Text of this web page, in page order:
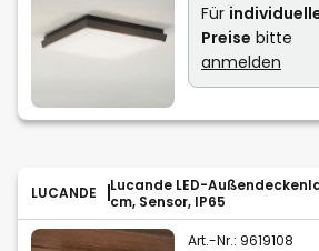
Für
Preise bitte
anmelden
LUCANDE
Lucande LED-
cm, Sensor, IP65
Art.-Nr.: 9619108